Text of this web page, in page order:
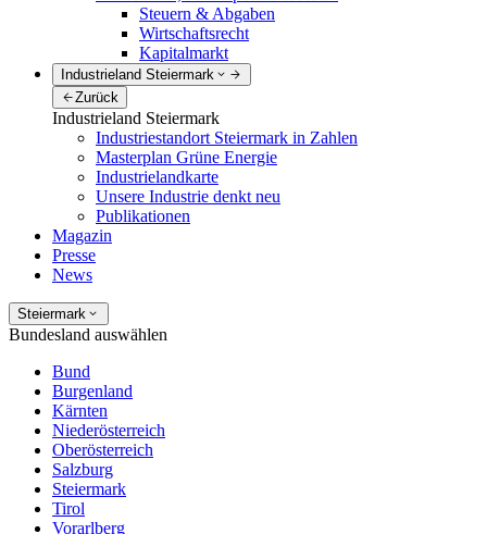
Steuern & Abgaben
Wirtschaftsrecht
Kapitalmarkt
Industrieland Steiermark
Zurück
Industrieland Steiermark
Industriestandort Steiermark in Zahlen
Masterplan Grüne Energie
Industrielandkarte
Unsere Industrie denkt neu
Publikationen
Magazin
Presse
News
Steiermark
Bundesland auswählen
Bund
Burgenland
Kärnten
Niederösterreich
Oberösterreich
Salzburg
Steiermark
Tirol
Vorarlberg